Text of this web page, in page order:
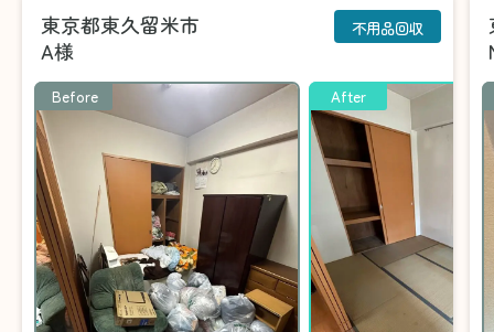
東京都東久留米市
A様
不用品回収
Before After